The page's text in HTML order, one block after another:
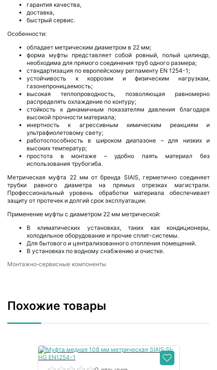
гарантия качества,
доставка,
быстрый сервис.
Особенности:
обладает метрическим диаметром в 22 мм;
форма муфты представляет собой ровный, полый цилиндр,
необходима для прямого соединения труб одного размера;
стандартизация по европейскому регламенту EN 1254-1;
устойчивость к коррозии и физическим нагрузкам,
газонепроницаемость;
высокая теплопроводность, позволяющая равномерно
распределять охлаждение по контуру;
стойкость к динамичным показателям давления благодаря
высокой прочности материала;
инертность к агрессивным химическим реакциям и
ультрафиолетовому свету;
работоспособность в широком диапазоне – для низких и
высоких температур;
простота в монтаже – удобно паять материал без
использования трубогиба.
Метрическая муфта 22 мм от бренда SIAIS, герметично соединяет
трубки равного диаметра на прямых отрезках магистрали.
Профессиональный уровень обработки материала обеспечивает
защиту от протечек и долгий срок эксплуатации.
Применение муфты с диаметром 22 мм метрической:
В климатических установках, таких как кондиционеры,
холодильное оборудование и прочие сплит-системы.
Для бытового и централизованного отопления помещений.
В установках по водному снабжению и очистке.
Монтажно‑сервисные компоненты
Похожие товары